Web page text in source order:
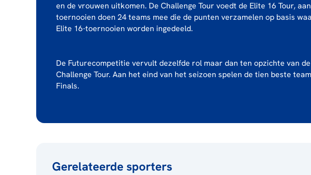
en de vrouwen uitkomen. De Challenge Tour voedt de Elite 16 Tour,
toernooien doen 24 teams mee die de punten verzamelen op basis
Elite 16-toernooien worden ingedeeld.
De Futurecompetitie vervult dezelfde rol maar dan ten opzichte van de
Challenge Tour. Aan het eind van het seizoen spelen de tien beste
Finals.
Gerelateerde sporters